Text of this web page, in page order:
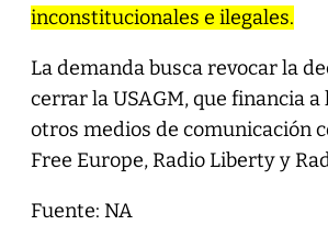
inconstitucionales e ilegales.
La demanda busca revocar la
cerrar la USAGM, que financia a
otros medios de comunicación
Free Europe, Radio Liberty y
Fuente: NA